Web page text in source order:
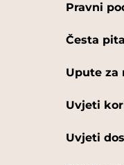
Pravni
Česta
Upute za
Uvjeti
Uvjeti